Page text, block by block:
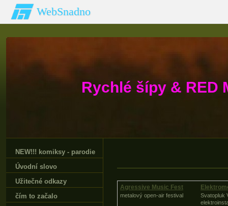
WebSnadno
Rychlé šípy & RED
Agressive Music Fest
metalový open-air festival
Svatopluk
NEW!!! komiksy - parodie
Úvodní slovo
Užitečné odkazy
čím to začalo